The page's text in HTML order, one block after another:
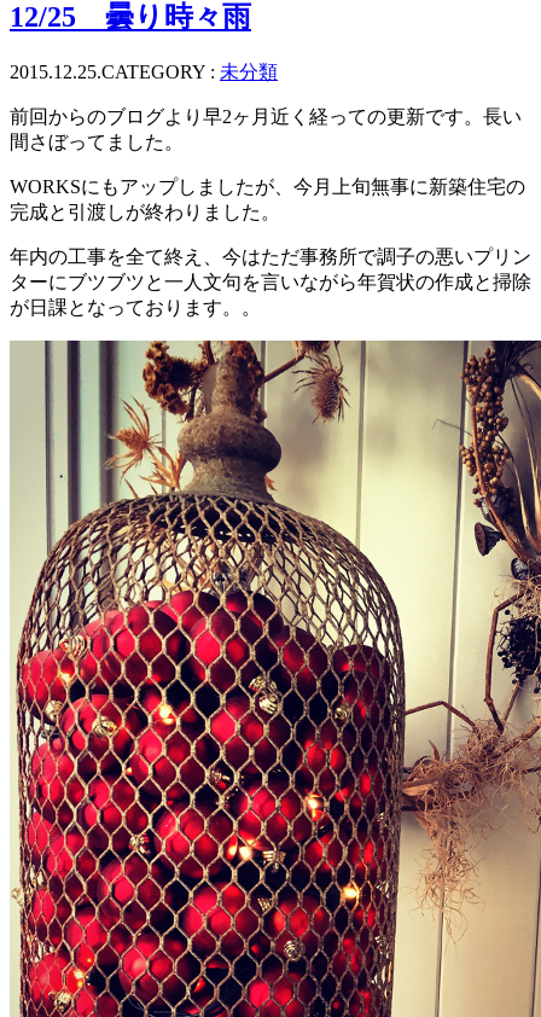
12/25 曇り時々雨
2015.12.25.CATEGORY : 未分類
前回からのブログより早2ヶ月近く経っての更新です。長い
間さぼってました。
WORKSにもアップしましたが、今月上旬無事に新築住宅の
完成と引渡しが終わりました。
年内の工事を全て終え、今はただ事務所で調子の悪いプリン
ターにブツブツと一人文句を言いながら年賀状の作成と掃除
が日課となっております。。